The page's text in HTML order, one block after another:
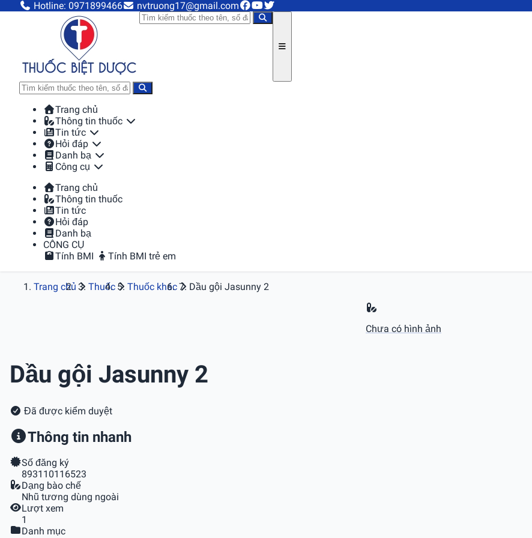
Hotline: 0971899466 nvtruong17@gmail.com
Trang chủ
Thông tin thuốc
Tin tức
Hỏi đáp
Danh bạ
Công cụ
Trang chủ
Thông tin thuốc
Tin tức
Hỏi đáp
Danh bạ
CÔNG CỤ
Tính BMI
Tính BMI trẻ em
Trang chủ Thuốc Thuốc khác Dầu gội Jasunny 2
Chưa có hình ảnh
Dầu gội Jasunny 2
Đã được kiểm duyệt
Thông tin nhanh
Số đăng ký
893110116523
Dạng bào chế
Nhũ tương dùng ngoài
Lượt xem
1
Danh mục